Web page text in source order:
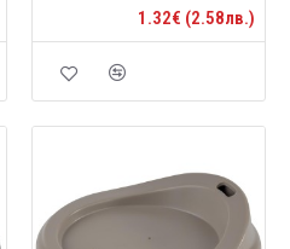
1.32€ (2.58лв.)